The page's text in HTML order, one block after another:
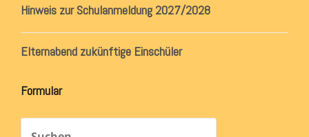
Hinweis zur Schulanmeldung 2027/2028
Elternabend zukünftige Einschüler
Formular